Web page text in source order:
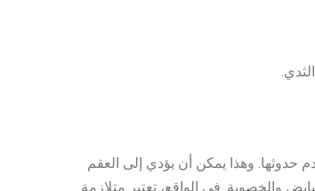
حدوثها. وهذا يمكن أن يؤدي إلى العقم
والخصوبة. في الواقع، تعتبر متلازمة